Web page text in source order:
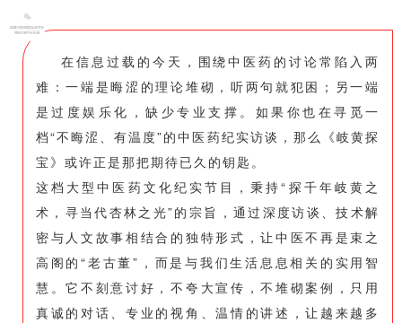
在信息过载的今天，围绕中医药的讨论常陷入两
难：一端是晦涩的理论堆砌，听两句就犯困；另一端
是过度娱乐化，缺少专业支撑。如果你也在寻觅一
档“不晦涩、有温度”的中医药纪实访谈，那么《岐黄探
宝》或许正是那把期待已久的钥匙。
这档大型中医药文化纪实节目，秉持“探千年岐黄之
术，寻当代杏林之光”的宗旨，通过深度访谈、技术解
密与人文故事相结合的独特形式，让中医不再是束之
高阁的“老古董”，而是与我们生活息息相关的实用智
慧。它不刻意讨好，不夸大宣传，不堆砌案例，只用
真诚的对话、专业的视角、温情的讲述，让越来越多